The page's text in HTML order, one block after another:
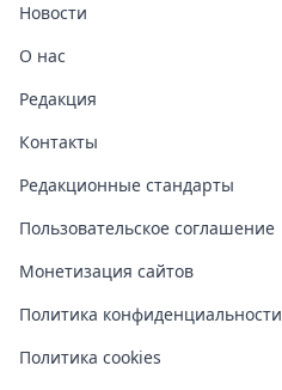
Новости
О нас
Редакция
Контакты
Редакционные стандарты
Пользовательское соглашение
Монетизация сайтов
Политика конфиденциальности
Политика cookies